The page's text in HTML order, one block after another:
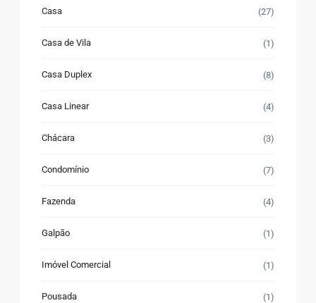
Casa (27)
Casa de Vila (1)
Casa Duplex (8)
Casa Linear (4)
Chácara (3)
Condomínio (7)
Fazenda (4)
Galpão (1)
Imóvel Comercial (1)
Pousada (1)